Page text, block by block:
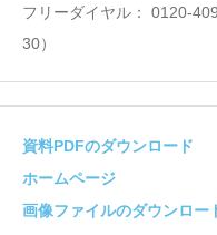
フリーダイヤル： 0120-
30）
資料PDFのダウンロード
ホームページ
画像ファイルのダウンロー